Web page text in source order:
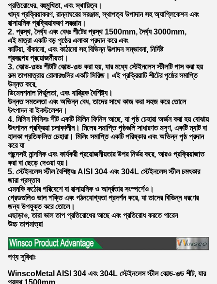
প্রতিরোধের, বহুমুখিতা, এবং স্থায়িত্ব।
খাদ্য প্রক্রিয়াকরণ, রান্নাঘরের সরঞ্জাম, স্থাপত্য উপাদান সহ অ্যাপ্লিকেশন এবং
রাসায়নিক প্রক্রিয়াকরণ সরঞ্জাম।
2. প্রস্থ, দৈর্ঘ্য এবং বেধঃ শীটের প্রস্থ 1500mm, দৈর্ঘ্য 3000mm,
এই মাত্রা একটি বড় পৃষ্ঠের এলাকা প্রদান করে এবং
কাটিয়া, বাঁকানো, এবং কাঠামো সহ বিভিন্ন উত্পাদন সম্ভাবনা, নির্দিষ্ট
প্রকল্পের প্রয়োজনীয়তা।
3. কোল্ড-ওল্ডঃ শীটটি কোল্ড-ওল্ড করা হয়, যার মধ্যে স্টেইনলেস স্টীলটি পাস করা হয়
রুম তাপমাত্রায় রোলারগুলির একটি সিরিজ। এই প্রক্রিয়াটি শীটের পৃষ্ঠের সমাপ্তি
উন্নত করে,
ডিমেনশনাল নির্ভুলতা, এবং যান্ত্রিক বৈশিষ্ট্য।
উন্নত সমতলতা এবং অভিন্ন বেধ, তাদের সাথে কাজ করা সহজ করে তোলে
উৎপাদন বা ইনস্টলেশন।
4. মিলিন ফিনিসঃ শীট একটি মিলিন ফিনিস আছে, যা পৃষ্ঠ চেহারা অর্জন করা হয় বোঝায়
উৎপাদন প্রক্রিয়া চলাকালীন। মিলের সমাপ্তি পৃষ্ঠগুলি সাধারণত মসৃণ, একটি ম্যাট বা
হালকা প্রতিফলিত চেহারা। মিলিং সমাপ্তি একটি পরিষ্কার এবং অভিন্ন পৃষ্ঠ প্রদান
করে যা
পছন্দসই নান্দনিক এবং কার্যকরী প্রয়োজনীয়তার উপর নির্ভর করে, আরও প্রক্রিয়াজাত
করা বা ছেড়ে দেওয়া হয়।
5. স্টেইনলেস স্টীল বৈশিষ্ট্যঃ AISI 304 এবং 304L স্টেইনলেস স্টীল চমৎকার
জারা প্রস্তাব
এমনকি কঠোর পরিবেশে বা রাসায়নিক ও আর্দ্রতার সংস্পর্শেও।
গ্রেডগুলিও ভাল শক্তি এবং গঠনযোগ্যতা প্রদর্শন করে, যা তাদের বিভিন্ন ধরণের
জন্য উপযুক্ত করে তোলে।
এছাড়াও, তারা ভাল তাপ প্রতিরোধের আছে এবং প্রতিরোধ করতে পারেন
উচ্চ তাপমাত্রা
পণ্য সুবিধাঃ
WinscoMetal AISI 304 এবং 304L স্টেইনলেস স্টীল কোল্ড-ওল্ড শীট, যার
প্রস্থ 1500mm,